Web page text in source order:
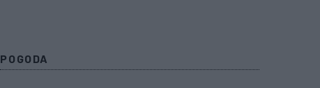
POGODA